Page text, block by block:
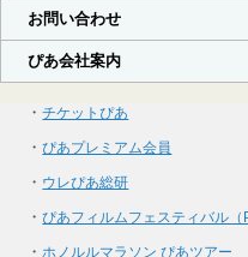
・チケットぴあ
・ぴあプレミアム会員
・ ウレぴあ総研
・ぴあフィルムフェスティバル（
・ ホノルルマラソン ぴあツアー